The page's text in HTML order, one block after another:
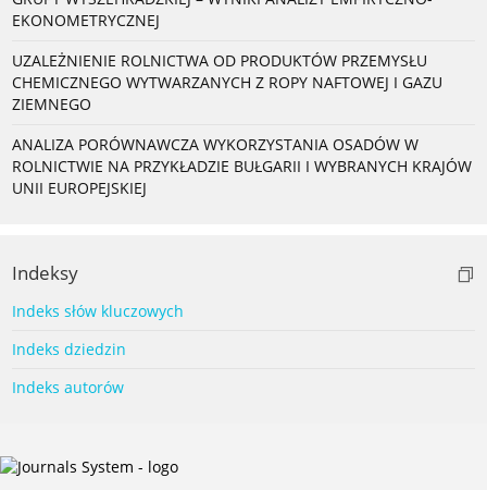
EKONOMETRYCZNEJ
UZALEŻNIENIE ROLNICTWA OD PRODUKTÓW PRZEMYSŁU
CHEMICZNEGO WYTWARZANYCH Z ROPY NAFTOWEJ I GAZU
ZIEMNEGO
ANALIZA PORÓWNAWCZA WYKORZYSTANIA OSADÓW W
ROLNICTWIE NA PRZYKŁADZIE BUŁGARII I WYBRANYCH KRAJÓW
UNII EUROPEJSKIEJ
Indeksy
Indeks słów kluczowych
Indeks dziedzin
Indeks autorów